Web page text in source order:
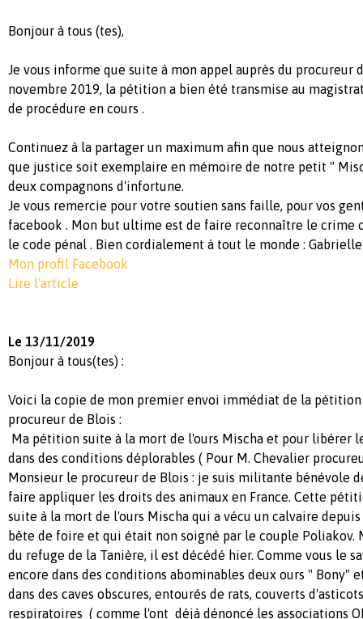
Bonjour à tous (tes),
Je vous informe que suite à mon appel auprès du procureur
novembre 2019, la pétition a bien été transmise au
de procédure en cours .
Continuez à la partager un maximum afin que nous
que justice soit exemplaire en mémoire de notre petit "
deux compagnons d'infortune.
Je vous remercie pour votre soutien sans faille, pour vos
facebook . Mon but ultime est de faire reconnaître le crime
le code pénal . Bien cordialement à tout le monde :
Mon profil Facebook
Lire l'article
Le 13/11/2019
Bonjour à tous(tes) :
Voici la copie de mon premier envoi immédiat de la
procureur de Blois :
Ma pétition suite à la mort de l'ours Mischa et pour libérer
dans des conditions déplorables ( Pour M. Chevalier
Monsieur le procureur de Blois : je suis militante bénévole
faire appliquer les droits des animaux en France. Cette
suite à la mort de l'ours Mischa qui a vécu un calvaire
bête de foire et qui était non soigné par le couple Poliakov.
du refuge de la Tanière, il est décédé hier. Comme vous le
encore dans des conditions abominables deux ours " Bony"
dans des caves obscures, entourés de rats, couverts
respiratoires ( comme l'ont déjà dénoncé les associations